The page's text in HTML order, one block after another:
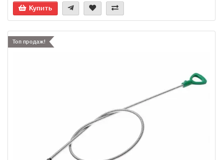
Купить
Топ продаж!